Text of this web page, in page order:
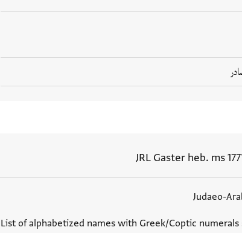
JRL Gaster heb. ms
Judaeo-
List of alphabetized names with Greek/Coptic numerals